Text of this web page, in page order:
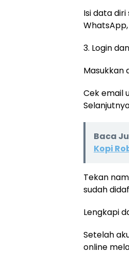
Isi data
3. Login
Masukkan
Cek email
Baca
Kopi
Tekan
sudah
Lengkapi
Setelah
online